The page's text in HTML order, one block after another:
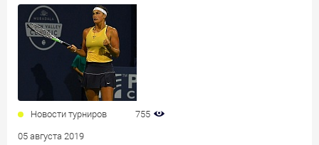
Новости турниров 755
05 августа 2019